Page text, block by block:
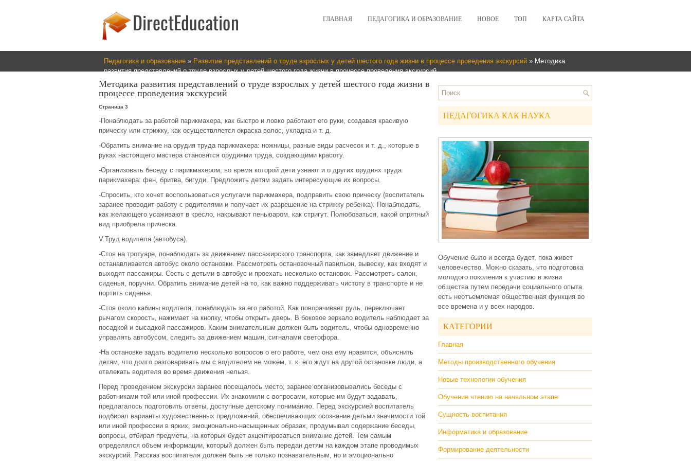
ГЛАВНАЯ ПЕДАГОГИКА И ОБРАЗОВАНИЕ НОВОЕ ТОП КАРТА САЙТА
Педагогика и образование » Развитие представлений о труде взрослых у детей шестого года жизни в процессе проведения экскурсий » Методика
развития представлений о труде взрослых у детей шестого года жизни в процессе проведения экскурсий
Методика развития представлений о труде взрослых у детей шестого года жизни в
процессе проведения экскурсий
Страница 3
-Понаблюдать за работой парикмахера, как быстро и ловко работают его руки, создавая красивую
прическу или стрижку, как осуществляется окраска волос, укладка и т. д.
-Обратить внимание на орудия труда парикмахера: ножницы, разные виды расчесок и т. д., которые в
руках настоящего мастера становятся орудиями труда, создающими красоту.
-Организовать беседу с парикмахером, во время которой дети узнают и о других орудиях труда
парикмахера: фен, бритва, бигуди. Предложить детям задать интересующие их вопросы.
-Спросить, кто хочет воспользоваться услугами парикмахера, подправить свою прическу (воспитатель
заранее проводит работу с родителями и получает их разрешение на стрижку ребенка). Понаблюдать,
как желающего усаживают в кресло, накрывают пеньюаром, как стригут. Полюбоваться, какой опрятный
вид приобрела прическа.
V.Труд водителя (автобуса).
-Стоя на тротуаре, понаблюдать за движением пассажирского транспорта, как замедляет движение и
останавливается автобус около остановки. Рассмотреть остановочный павильон, вывеску, как входят и
выходят пассажиры. Сесть с детьми в автобус и проехать несколько остановок. Рассмотреть салон,
сиденья, поручни. Обратить внимание детей на то, как важно поддерживать чистоту в транспорте и не
портить сиденья.
-Стоя около кабины водителя, понаблюдать за его работой. Как поворачивает руль, переключает
рычагом скорость, нажимает на кнопку, чтобы открыть дверь. В боковое зеркало водитель наблюдает за
посадкой и высадкой пассажиров. Каким внимательным должен быть водитель, чтобы одновременно
управлять автобусом, следить за движением машин, сигналами светофора.
-На остановке задать водителю несколько вопросов о его работе, чем она ему нравится, объяснить
детям, что долго разговаривать мы с водителем не можем, т. к. его ждут на другой остановке люди, а
отвлекать водителя во время движения нельзя.
Перед проведением экскурсии заранее посещалось место, заранее организовывались беседы с
работниками той или иной профессии. Их знакомили с вопросами, которые им будут задавать,
предлагалось подготовить ответы, доступные детскому пониманию. Перед экскурсией воспитатель
подбирал варианты художественных предложений, обеспечивающих осознание детьми значимости той
или иной профессии в ярких, эмоционально-насыщенных образах, продумывал содержание беседы,
вопросы, отбирал предметы, на которых будет акцентироваться внимание детей. Тем самым
определялся объем информации, который должен быть передан детям на каждом этапе проводимых
экскурсий. Рассказ воспитателя должен быть не только познавательным, но и эмоционально
ПЕДАГОГИКА КАК НАУКА
Обучение было и всегда будет, пока живет
человечество. Можно сказать, что подготовка
молодого поколения к участию в жизни
общества путем передачи социального опыта
есть неотъемлемая общественная функция во
все времена и у всех народов.
КАТЕГОРИИ
Главная
Методы производственного обучения
Новые технологии обучения
Обучение чтению на начальном этапе
Сущность воспитания
Информатика и образование
Формирование деятельности